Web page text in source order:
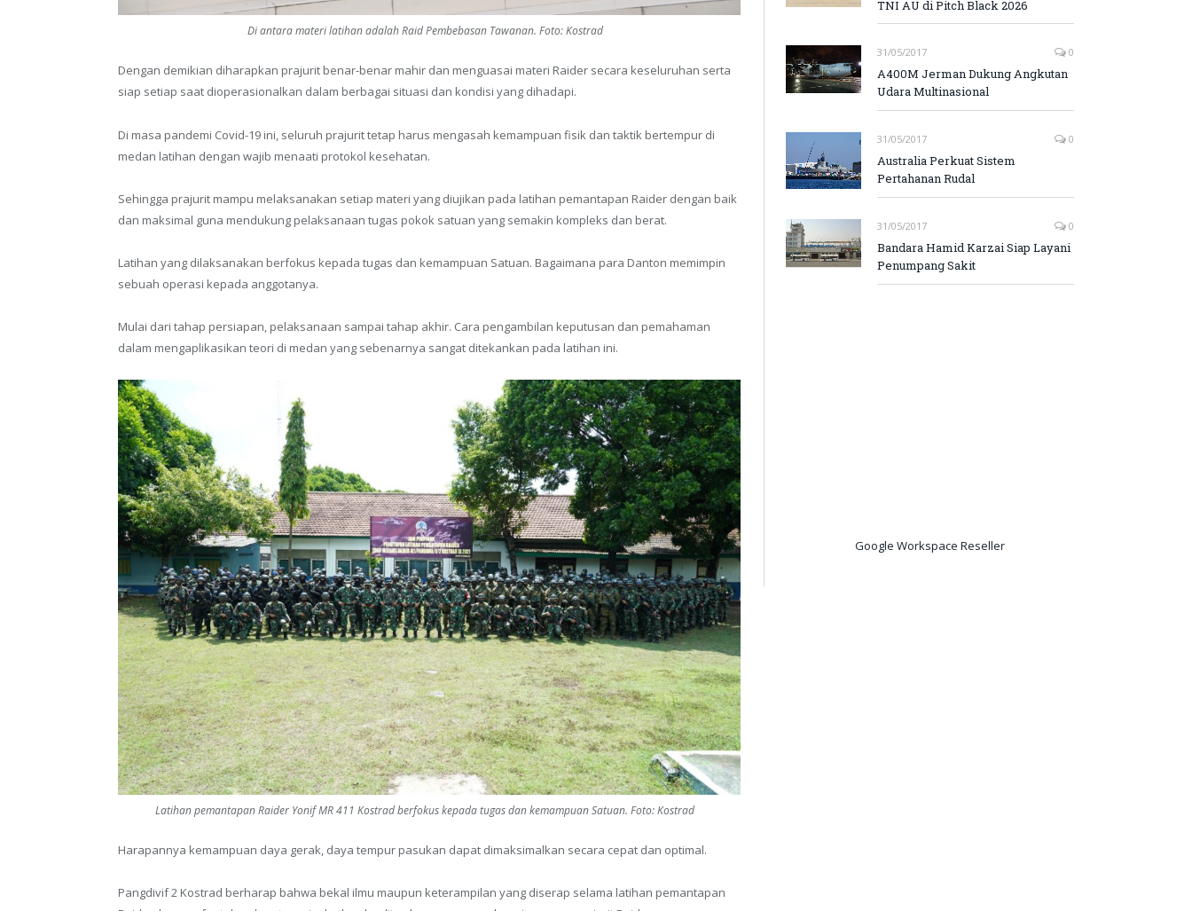
Di antara materi latihan adalah Raid Pembebasan Tawanan. Foto: Kostrad
Dengan demikian diharapkan prajurit benar-benar mahir dan menguasai materi Raider secara keseluruhan serta
siap setiap saat dioperasionalkan dalam berbagai situasi dan kondisi yang dihadapi.
Di masa pandemi Covid-19 ini, seluruh prajurit tetap harus mengasah kemampuan fisik dan taktik bertempur di
medan latihan dengan wajib menaati protokol kesehatan.
Sehingga prajurit mampu melaksanakan setiap materi yang diujikan pada latihan pemantapan Raider dengan baik
dan maksimal guna mendukung pelaksanaan tugas pokok satuan yang semakin kompleks dan berat.
Latihan yang dilaksanakan berfokus kepada tugas dan kemampuan Satuan. Bagaimana para Danton memimpin
sebuah operasi kepada anggotanya.
Mulai dari tahap persiapan, pelaksanaan sampai tahap akhir. Cara pengambilan keputusan dan pemahaman
dalam mengaplikasikan teori di medan yang sebenarnya sangat ditekankan pada latihan ini.
Latihan pemantapan Raider Yonif MR 411 Kostrad berfokus kepada tugas dan kemampuan Satuan. Foto: Kostrad
Harapannya kemampuan daya gerak, daya tempur pasukan dapat dimaksimalkan secara cepat dan optimal.
Pangdivif 2 Kostrad berharap bahwa bekal ilmu maupun keterampilan yang diserap selama latihan pemantapan
TNI AU di Pitch Black 2026
31/05/2017 0
A400M Jerman Dukung Angkutan
Udara Multinasional
31/05/2017 0
Australia Perkuat Sistem
Pertahanan Rudal
31/05/2017 0
Bandara Hamid Karzai Siap Layani
Penumpang Sakit
Google Workspace Reseller